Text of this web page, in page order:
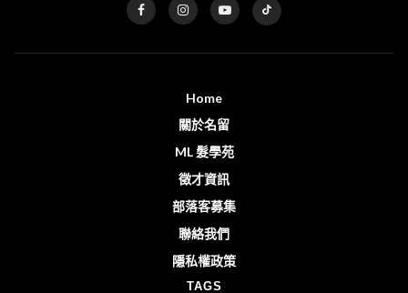
Home
關於名留
ML 髮學苑
徵才資訊
部落客募集
聯絡我們
隱私權政策
TAGS